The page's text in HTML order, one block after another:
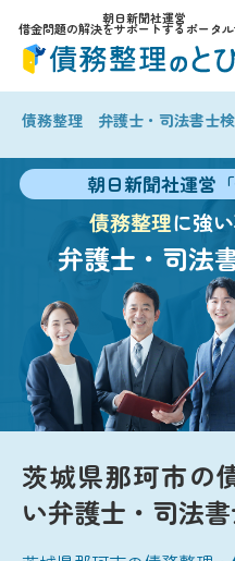
朝日新聞社運営
借金問題の解決をサポートするポータ
債務整理 弁護士・司法書士
朝日新聞社運営
債務整理に強
弁護士・司法
茨城県那珂市の
い弁護士・司法